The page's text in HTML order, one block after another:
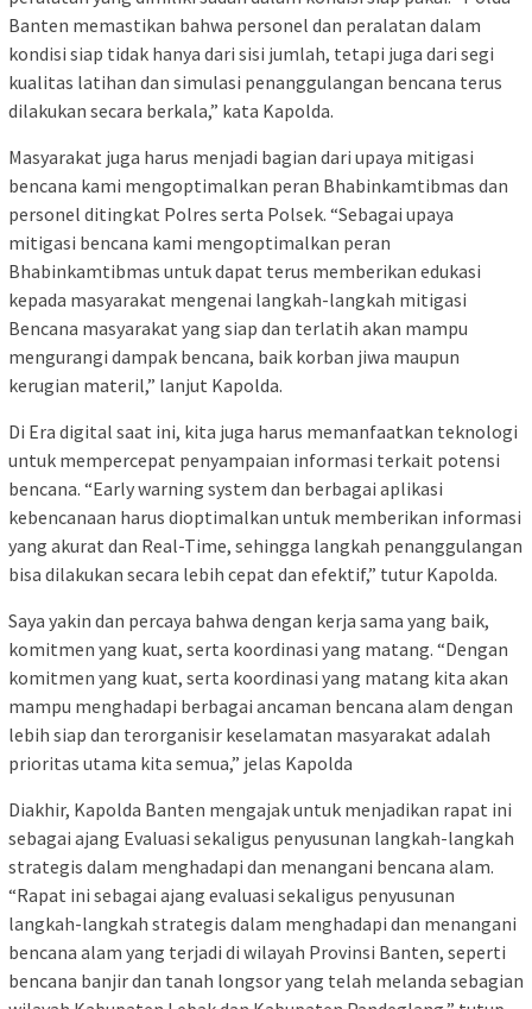
Banten memastikan bahwa personel dan peralatan dalam
kondisi siap tidak hanya dari sisi jumlah, tetapi juga dari segi
kualitas latihan dan simulasi penanggulangan bencana terus
dilakukan secara berkala,” kata Kapolda.
Masyarakat juga harus menjadi bagian dari upaya mitigasi
bencana kami mengoptimalkan peran Bhabinkamtibmas dan
personel ditingkat Polres serta Polsek. “Sebagai upaya
mitigasi bencana kami mengoptimalkan peran
Bhabinkamtibmas untuk dapat terus memberikan edukasi
kepada masyarakat mengenai langkah-langkah mitigasi
Bencana masyarakat yang siap dan terlatih akan mampu
mengurangi dampak bencana, baik korban jiwa maupun
kerugian materil,” lanjut Kapolda.
Di Era digital saat ini, kita juga harus memanfaatkan teknologi
untuk mempercepat penyampaian informasi terkait potensi
bencana. “Early warning system dan berbagai aplikasi
kebencanaan harus dioptimalkan untuk memberikan informasi
yang akurat dan Real-Time, sehingga langkah penanggulangan
bisa dilakukan secara lebih cepat dan efektif,” tutur Kapolda.
Saya yakin dan percaya bahwa dengan kerja sama yang baik,
komitmen yang kuat, serta koordinasi yang matang. “Dengan
komitmen yang kuat, serta koordinasi yang matang kita akan
mampu menghadapi berbagai ancaman bencana alam dengan
lebih siap dan terorganisir keselamatan masyarakat adalah
prioritas utama kita semua,” jelas Kapolda
Diakhir, Kapolda Banten mengajak untuk menjadikan rapat ini
sebagai ajang Evaluasi sekaligus penyusunan langkah-langkah
strategis dalam menghadapi dan menangani bencana alam.
“Rapat ini sebagai ajang evaluasi sekaligus penyusunan
langkah-langkah strategis dalam menghadapi dan menangani
bencana alam yang terjadi di wilayah Provinsi Banten, seperti
bencana banjir dan tanah longsor yang telah melanda sebagian